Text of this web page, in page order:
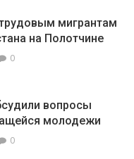
мигрантам
на Полотчине
0
вопросы
молодежи
0